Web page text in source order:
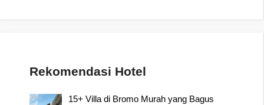
Rekomendasi Hotel
15+ Villa di Bromo Murah yang Bagus